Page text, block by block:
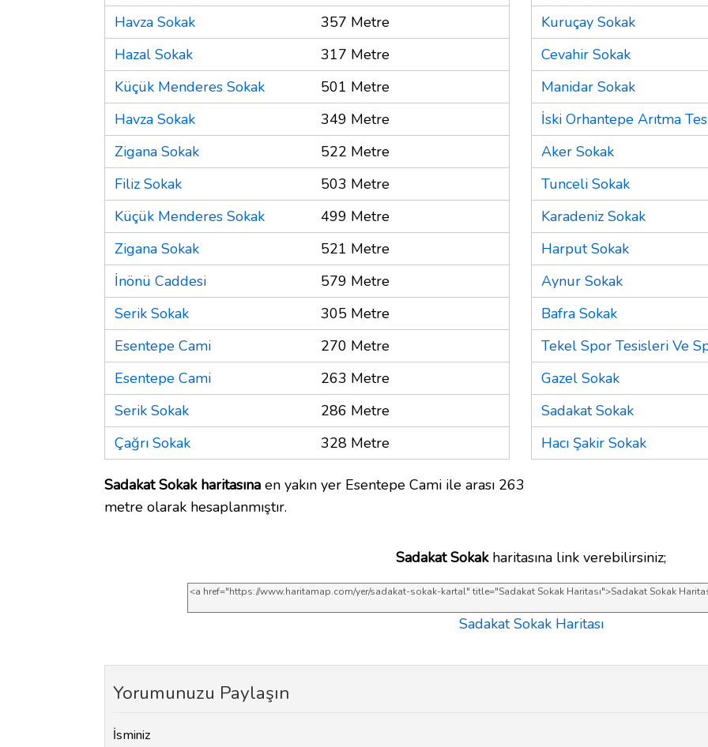
Havza Sokak
357 Metre
Hazal Sokak
317 Metre
Küçük Menderes Sokak
501 Metre
Havza Sokak
349 Metre
Zigana Sokak
522 Metre
Filiz Sokak
503 Metre
Küçük Menderes Sokak
499 Metre
Zigana Sokak
521 Metre
İnönü Caddesi
579 Metre
Serik Sokak
305 Metre
Esentepe Cami
270 Metre
Esentepe Cami
263 Metre
Serik Sokak
286 Metre
Çağrı Sokak
328 Metre
Sadakat Sokak haritasına en yakın yer Esentepe Cami ile arası 263
metre olarak hesaplanmıştır.
Kuruçay Sokak
Cevahir Sokak
Manidar Sokak
İski Orhantepe Arıtma
Aker Sokak
Tunceli Sokak
Karadeniz Sokak
Harput Sokak
Aynur Sokak
Bafra Sokak
Tekel Spor Tesisleri Ve
Gazel Sokak
Sadakat Sokak
Hacı Şakir Sokak
Sadakat Sokakharitasına link verebilirsiniz;
Sadakat Sokak Haritası
Yorumunuzu Paylaşın
İsminiz